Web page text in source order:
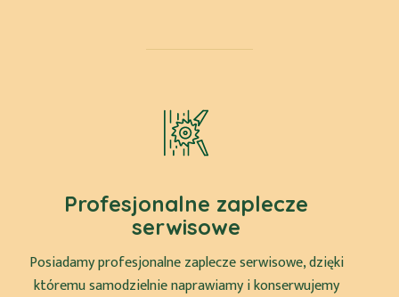
Profesjonalne zaplecze
serwisowe
Posiadamy profesjonalne zaplecze serwisowe, dzięki
któremu samodzielnie naprawiamy i konserwujemy